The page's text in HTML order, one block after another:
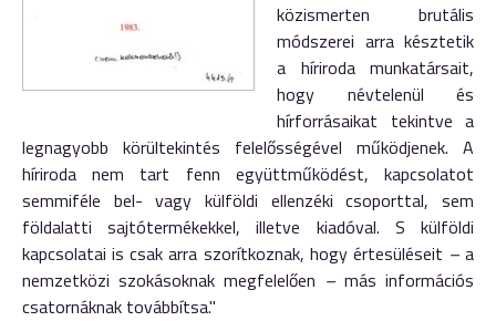
közismerten brutális
módszerei arra késztetik
a híriroda munkatársait,
hogy névtelenül és
hírforrásaikat tekintve a
legnagyobb körültekintés felelősségével működjenek. A
híriroda nem tart fenn együttműködést, kapcsolatot
semmiféle bel- vagy külföldi ellenzéki csoporttal, sem
földalatti sajtótermékekkel, illetve kiadóval. S külföldi
kapcsolatai is csak arra szorítkoznak, hogy értesüléseit –a
nemzetközi szokásoknak megfelelően –más információs
csatornáknak továbbítsa."